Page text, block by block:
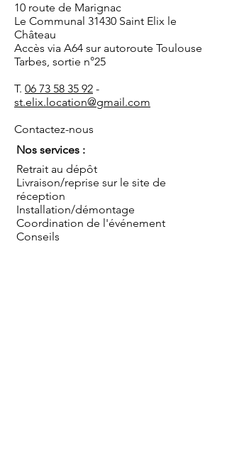
10 route de Marignac
Le Communal 31430 Saint Elix le
Château
Accès via A64 sur autoroute Toulouse
Tarbes, sortie n°25
T. 06 73 58 35 92 -
st.elix.location@gmail.com
Contactez-nous
Nos services :
Retrait au dépôt
Livraison/reprise sur le site de
réception
Installation/démontage
Coordination de l'événement
Conseils